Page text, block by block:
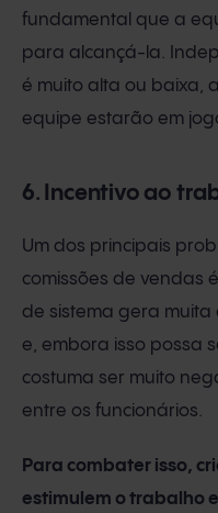
fundamental que a
para alcançá-la.
é muito alta ou baixa,
equipe estarão em
6. Incentivo ao
Um dos principais
comissões de vendas
de sistema gera
e, embora isso possa
costuma ser muito
entre os funcionários.
Para combater isso,
estimulem o trabalho